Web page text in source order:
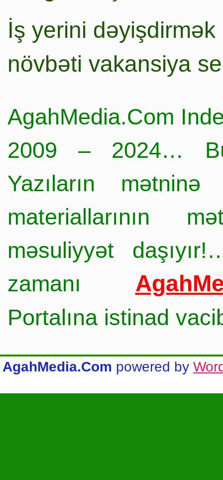
İş yerini
növbəti vakansiya
AgahMedia.Com
2009 – 2024…
Yazıların
materiallarının
məsuliyyət
zamanı
Portalına istinad
AgahMedia.Com powered by